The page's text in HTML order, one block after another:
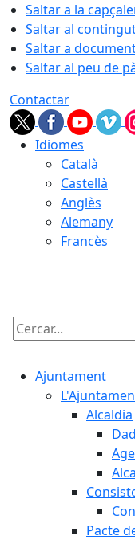
Saltar a la
Saltar al
Saltar a
Saltar al peu de
Contactar
Idiomes
Català
Castellà
Anglès
Alemany
Francès
Cercar:
Ajuntament
Alcaldia
Pacte